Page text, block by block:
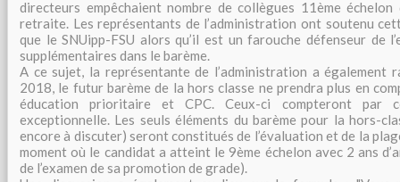
directeurs empêchaient nombre de collègues 11ème
retraite. Les représentants de l’administration ont soutenu
que le SNUipp-FSU alors qu’il est un farouche défenseur de
supplémentaires dans le barème.
A ce sujet, la représentante de l’administration a également
2018, le futur barème de la hors classe ne prendra plus en
éducation prioritaire et CPC. Ceux-ci compteront par
exceptionnelle. Les seuls éléments du barème pour la hors-
encore à discuter) seront constitués de l’évaluation et de la
moment où le candidat a atteint le 9ème échelon avec 2 ans
de l’examen de sa promotion de grade).